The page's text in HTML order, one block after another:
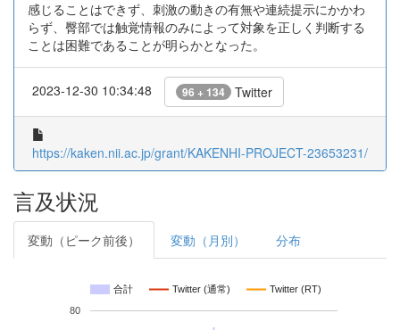
感じることはできず、刺激の動きの有無や連続提示にかかわ
らず、臀部では触覚情報のみによって対象を正しく判断する
ことは困難であることが明らかとなった。
2023-12-30 10:34:48 96 + 134 Twitter
https://kaken.nii.ac.jp/grant/KAKENHI-PROJECT-23653231/
言及状況
変動（ピーク前後） 変動（月別） 分布
合計 Twitter (通常) Twitter (RT)
80